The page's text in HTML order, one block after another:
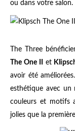
ou dans votre salon.
The Three
The One II
et
avoir été
esthétique avec un
couleurs et motifs
jolies que la